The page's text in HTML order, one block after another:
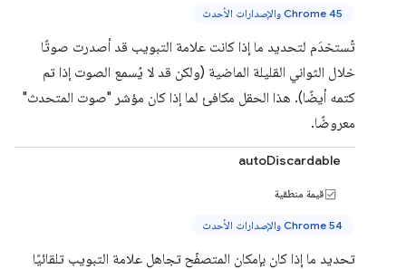
Chrome 45 والإصدارات الأحدث
تُستخدَم لتحديد ما إذا كانت علامة التبويب قد أصدرت صوتًا
خلال الثواني القليلة الماضية (ولكن قد لا يُسمع الصوت إذا تم
كتمه أيضًا). هذا الحقل مكافئ لما إذا كان مؤشر "صوت المتحدث"
معروضًا.
autoDiscardable
قيمة منطقية
Chrome 54 والإصدارات الأحدث
تحديد ما إذا كان بإمكان المتصفّح تجاهل علامة التبويب تلقائيًا